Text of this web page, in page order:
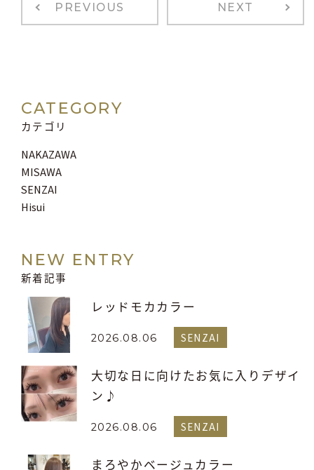
PREVIOUS NEXT
CATEGORY
カテゴリ
NAKAZAWA
MISAWA
SENZAI
Hisui
NEW ENTRY
新着記事
レッドモカカラー
2026.08.06 SENZAI
大切な日に向けたお気に入りデザイ
ン♪
2026.08.06 SENZAI
まろやかベージュカラー